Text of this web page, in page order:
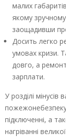
малих
якому
заощадивши
Досить легко
умовах кризи.
довго, а
зарплати.
У розділі
підключенні, а
нагріванні